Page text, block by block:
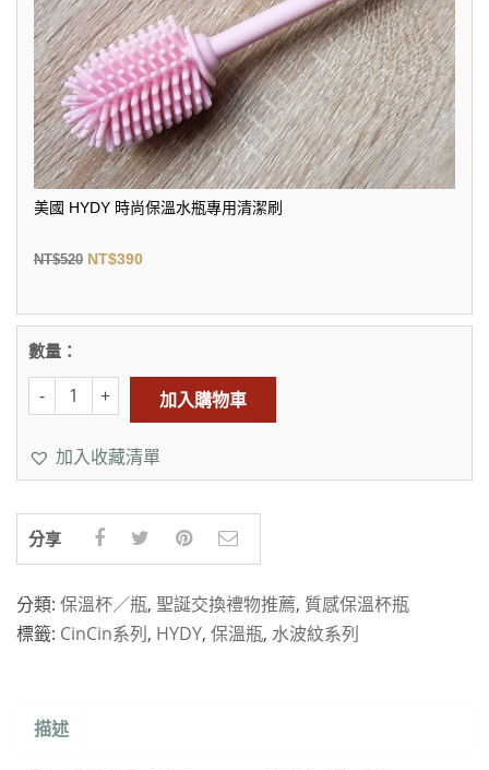
美國 HYDY 時尚保溫水瓶專用清潔刷
NT$520 NT$390
數量：
加入購物車
加入收藏清單
分享
分類: 保溫杯／瓶, 聖誕交換禮物推薦, 質感保溫杯瓶
標籤: CinCin系列, HYDY, 保溫瓶, 水波紋系列
描述